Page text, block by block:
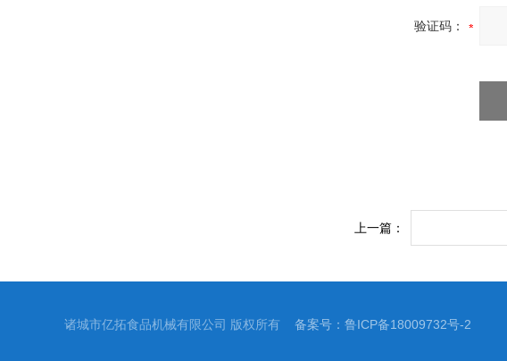
验证码：
上一篇：
诸城市亿拓食品机械有限公司 版权所有 备案号：鲁ICP备18009732号-2